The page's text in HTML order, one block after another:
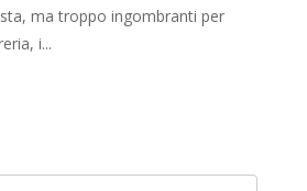
ma troppo ingombranti per
i...